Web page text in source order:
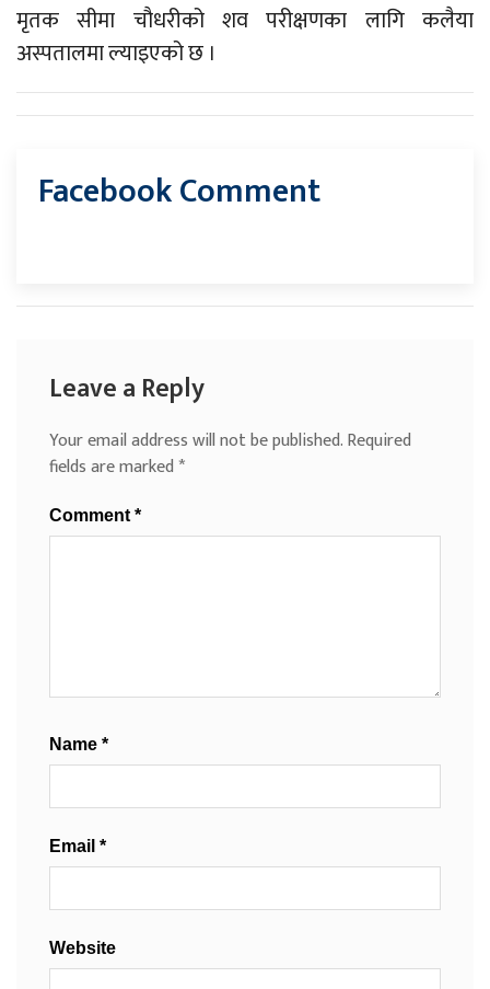
मृतक सीमा चौधरीको शव परीक्षणका लागि कलैया
अस्पतालमा ल्याइएको छ ।
Facebook Comment
Leave a Reply
Your email address will not be published.Required
fields are marked*
Comment *
Name *
Email *
Website